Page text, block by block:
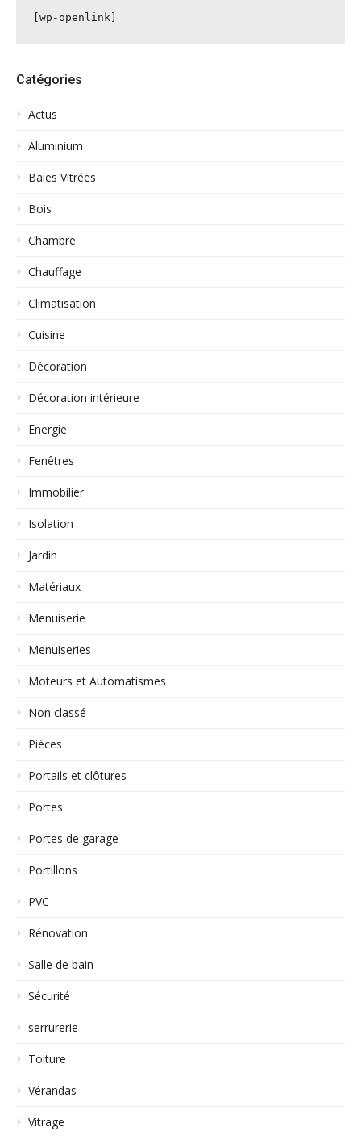
[wp-openlink]
Catégories
Actus
Aluminium
Baies Vitrées
Bois
Chambre
Chauffage
Climatisation
Cuisine
Décoration
Décoration intérieure
Energie
Fenêtres
Immobilier
Isolation
Jardin
Matériaux
Menuiserie
Menuiseries
Moteurs et Automatismes
Non classé
Pièces
Portails et clôtures
Portes
Portes de garage
Portillons
PVC
Rénovation
Salle de bain
Sécurité
serrurerie
Toiture
Vérandas
Vitrage